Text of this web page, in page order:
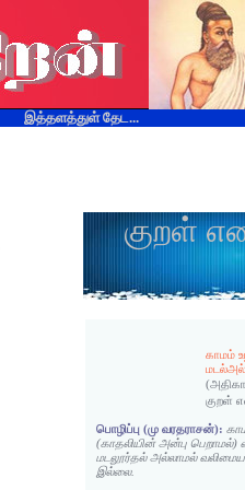
இத்தளத்துள் தேட...
குறள்
காமம்
குறள்
பொழிப்பு (மு வரதராசன்):
(காதலியின் அன்பு பெறாமல்)
மடலூர்தல் அல்லாமல்
இல்லை.